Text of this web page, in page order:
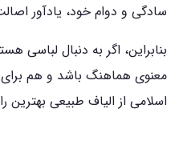
سادگی و دوام خود، یادآور
بنابراین، اگر به دنبال لباسی
معنوی هماهنگ باشد و هم
اسلامی از الیاف طبیعی بهترین